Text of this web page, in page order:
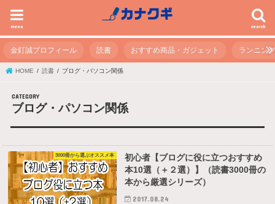
search
menu
金釘誠プロフィール 読書 おすすめ商品・ガジェット ランニング
HOME 読書 ブログ・パソコン関係
ブログ・パソコン関係
3000冊から選ぶオススメ本
初心者【ブログに役に立つおすすめ
本10選（＋２選）】（読書3000冊の
本から厳選シリーズ）
2017.08.24